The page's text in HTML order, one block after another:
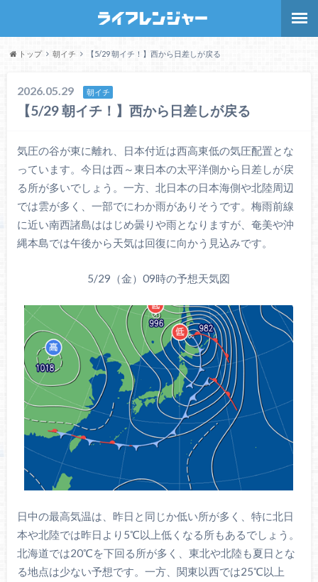
トップ 朝イチ 【5/29 朝イチ！】西から日差しが戻る
2026.05.29 朝イチ
【5/29 朝イチ！】西から日差しが戻る
気圧の谷が東に離れ、日本付近は西高東低の気圧配置とな
っています。今日は西～東日本の太平洋側から日差しが戻
る所が多いでしょう。一方、北日本の日本海側や北陸周辺
では雲が多く、一部でにわか雨がありそうです。梅雨前線
に近い南西諸島ははじめ曇りや雨となりますが、奄美や沖
縄本島では午後から天気は回復に向かう見込みです。
5/29（金）09時の予想天気図
日中の最高気温は、昨日と同じか低い所が多く、特に北日
本や北陸では昨日より5℃以上低くなる所もあるでしょう。
北海道では20℃を下回る所が多く、東北や北陸も夏日とな
る地点は少ない予想です。一方、関東以西では25℃以上